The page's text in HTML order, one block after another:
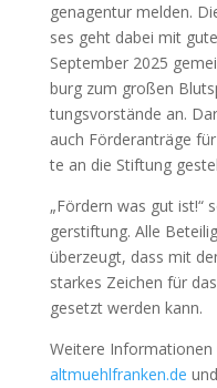
gen­agen­tur mel­den.
ses geht dabei mit
Sep­tem­ber 2025
burg zum gro­ßen
tungs­vor­stän­de an.
auch För­der­an­trä­ge
te an die Stif­tung
„För­dern was gut
ger­stif­tung. Alle
über­zeugt, dass mit
star­kes Zei­chen für
gesetzt wer­den kann.
Wei­te­re Infor­ma­tio­nen
altmuehlfranken.de und